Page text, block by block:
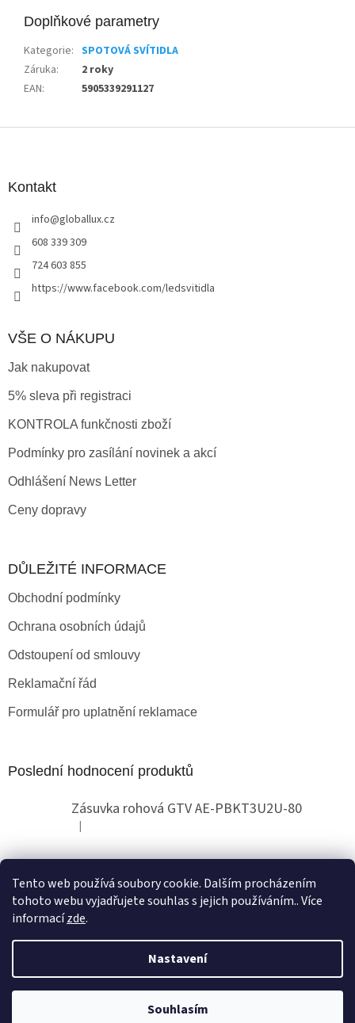
Tento web používá soubory cookie. Dalším procházením
tohoto webu vyjadřujete souhlas s jejich používáním.. Více
informacízde.
Nastavení
Souhlasím
Doplňkové parametry
Kategorie: SPOTOVÁ SVÍTIDLA
Záruka:
2 roky
EAN: 5905339291127
Kontakt
info@globallux.cz
608 339 309
724 603 855
https://www.facebook.com/ledsvitidla
VŠE O NÁKUPU
Jak nakupovat
5% sleva při registraci
KONTROLA funkčnosti zboží
Podmínky pro zasílání novinek a akcí
Odhlášení News Letter
Ceny dopravy
DŮLEŽITÉ INFORMACE
Obchodní podmínky
Ochrana osobních údajů
Odstoupení od smlouvy
Reklamační řád
Formulář pro uplatnění reklamace
Poslední hodnocení produktů
Zásuvka rohová GTV AE-PBKT3U2U-80
Hodnocení produktu je 2 z 5 hvězdiček.
|
Obchodní pokyny
Vytvořil Shoptet
Globallux. Všechna práva vyhrazena.